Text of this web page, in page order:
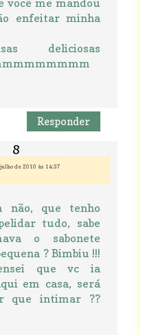
você me mandou
enfeitar minha
deliciosas
Responder
de 2010 às 14:37
não, que tenho
tudo, sabe
o sabonete
? Bimbiu !!!
que vc ia
em casa, será
que intimar ??